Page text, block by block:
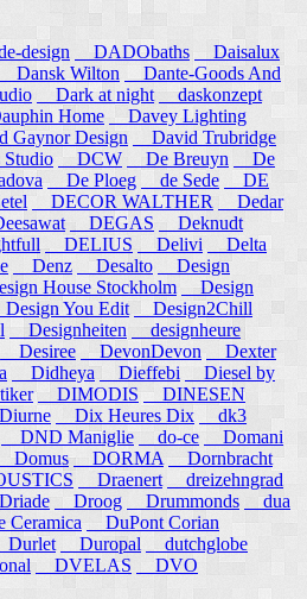
design DADObaths
Daisalux
Dansk Wilton
Dante-Goods And
Dark at night
daskonzept
Home
Davey Lighting
Gaynor Design
David Trubridge
DCW De Breuyn
De
De Ploeg de Sede
DE
DECOR WALTHER
Dedar
DEGAS
Deknudt
DELIUS Delivi
Delta
Denz Desalto
Design
House Stockholm
Design
You Edit
Design2Chill
Designheiten
designheure
Desiree DevonDevon
Dexter
Didheya Dieffebi
Diesel by
DIMODIS
DINESEN
Dix Heures Dix
dk3
DND Maniglie do-ce
Domani
Domus DORMA
Dornbracht
Draenert
dreizehngrad
Droog Drummonds
dua
DuPont Corian
Durlet Duropal
dutchglobe
DVELAS
DVO